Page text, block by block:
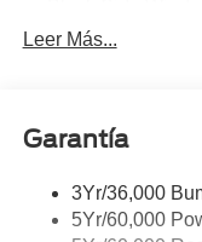
Trim
Cargo Lamp w/
Strip/Fascia
Chrome Grille
Leer Más...
Garantía
3Yr/36,000
5Yr/60,000